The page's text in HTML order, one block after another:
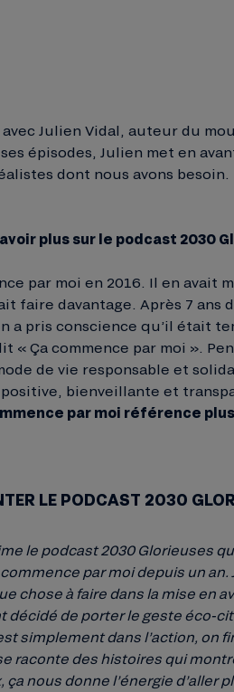
Julien Vidal, auteur du
épisodes, Julien met en
dont nous avons
plus sur le podcast 2030
par moi en 2016. Il en avait
faire davantage. Après 7 ans
pris conscience qu’il était
« Ça commence par moi ».
de vie responsable et
bienveillante et
par moi référence
LE PODCAST 2030
le podcast 2030 Glorieuses
par moi depuis un an.
chose à faire dans la mise en
décidé de porter le geste éco-
simplement dans l’action, on
raconte des histoires qui
ça nous donne l’énergie d’aller